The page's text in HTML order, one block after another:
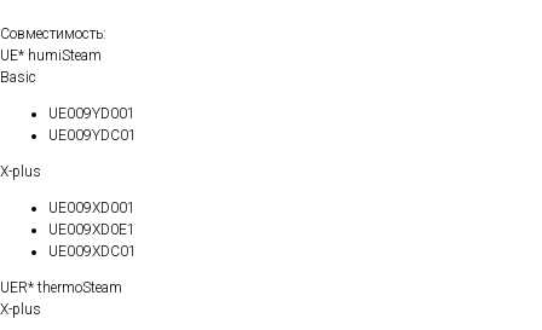
Совместимость:
UE* humiSteam
Basic
UE009YD001
UE009YDC01
X-plus
UE009XD001
UE009XD0E1
UE009XDC01
UER* thermoSteam
X-plus